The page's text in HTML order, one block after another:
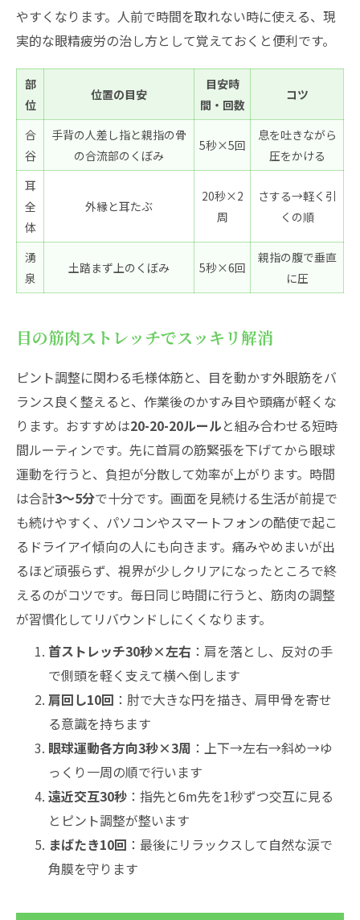
やすくなります。人前で時間を取れない時に使える、現
実的な眼精疲労の治し方として覚えておくと便利です。
部
位
位置の目安
目安時
間・回数
コツ
合
谷
手背の人差し指と親指の骨
の合流部のくぼみ
5秒×5回
息を吐きながら
圧をかける
耳
全
体
外縁と耳たぶ
20秒×2
周
さする→軽く引
くの順
湧
泉
土踏まず上のくぼみ 5秒×6回
親指の腹で垂直
に圧
目の筋肉ストレッチでスッキリ解消
ピント調整に関わる毛様体筋と、目を動かす外眼筋をバ
ランス良く整えると、作業後のかすみ目や頭痛が軽くな
ります。おすすめは20-20-20ルールと組み合わせる短時
間ルーティンです。先に首肩の筋緊張を下げてから眼球
運動を行うと、負担が分散して効率が上がります。時間
は合計3〜5分で十分です。画面を見続ける生活が前提で
も続けやすく、パソコンやスマートフォンの酷使で起こ
るドライアイ傾向の人にも向きます。痛みやめまいが出
るほど頑張らず、視界が少しクリアになったところで終
えるのがコツです。毎日同じ時間に行うと、筋肉の調整
が習慣化してリバウンドしにくくなります。
首ストレッチ30秒×左右 ：肩を落とし、反対の手
で側頭を軽く支えて横へ倒します
肩回し10回 ：肘で大きな円を描き、肩甲骨を寄せ
る意識を持ちます
眼球運動各方向3秒×3周 ：上下→左右→斜め→ゆ
っくり一周の順で行います
遠近交互30秒 ：指先と6m先を1秒ずつ交互に見る
とピント調整が整います
まばたき10回 ：最後にリラックスして自然な涙で
角膜を守ります